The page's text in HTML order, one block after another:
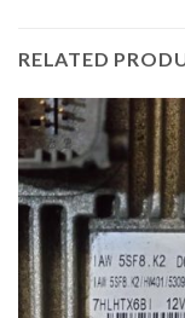
RELATED